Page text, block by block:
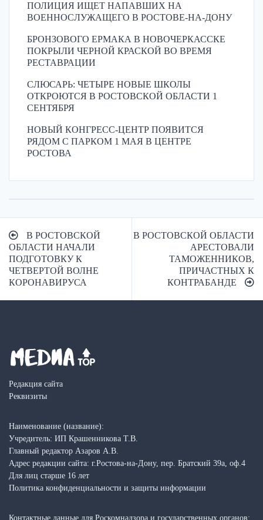
ПОЛИЦИЯ ИЩЕТ НАПАВШИХ НА
ВОЕННОСЛУЖАЩЕГО В РОСТОВЕ-НА-ДОНУ
БРОНЗОВОГО ЕРМАКА В НОВОЧЕРКАССКЕ
ПОКРЫЛИ ЧЕРНОЙ КРАСКОЙ ВО ВРЕМЯ
РЕСТАВРАЦИИ
СЛЮСАРЬ: ЧЕТЫРЕ НОВЫЕ ШКОЛЫ
ОТКРОЮТСЯ В РОСТОВСКОЙ ОБЛАСТИ 1
СЕНТЯБРЯ
НОВЫЙ КОНГРЕСС-ЦЕНТР ПОЯВИТСЯ
РЯДОМ С ПАРКОМ 1 МАЯ В ЦЕНТРЕ
РОСТОВА
Навигация
по
записям
В РОСТОВСКОЙ
ОБЛАСТИ НАЧАЛИ
ПОДГОТОВКУ К
ЧЕТВЕРТОЙ ВОЛНЕ
КОРОНАВИРУСА
В РОСТОВСКОЙ ОБЛАСТИ
АРЕСТОВАЛИ
ТАМОЖЕННИКОВ,
ПРИЧАСТНЫХ К
КОНТРАБАНДЕ
Редакция сайта
Реквизиты
Наименование (название):
Учредитель: ИП Крашенникова Т.В.
Главный редактор Азаров А.В.
Адрес редакции сайта: г.Ростова-на-Дону, пер. Братский 39а, оф.4
Для лиц старше 16 лет
Политика конфиденциальности и защиты информации
Контактные данные для Роскомнадзора и государственных органов: